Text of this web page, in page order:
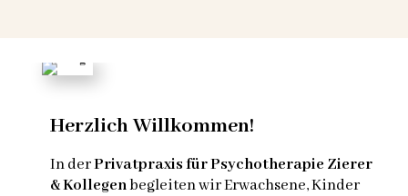
Herzlich Willkommen!
In derPrivatpraxis für Psychotherapie Zierer
& Kollegenbegleiten wir Erwachsene, Kinder